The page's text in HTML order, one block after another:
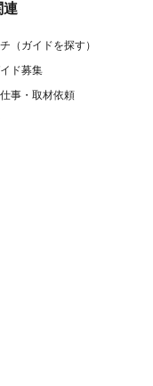
連
（ガイドを探す）
ド募集
事・取材依頼